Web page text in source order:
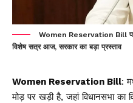
Women Reservation Bill पर
विशेष सत्र आज, सरकार का बड़ा प्रस्ताव
Women Reservation Bill:
मोड़ पर खड़ी है, जहां विधानसभा